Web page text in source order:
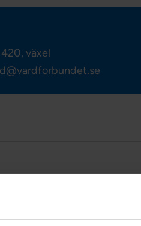
analytiker
växel